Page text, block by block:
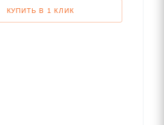
КУПИТЬ В 1 КЛИК